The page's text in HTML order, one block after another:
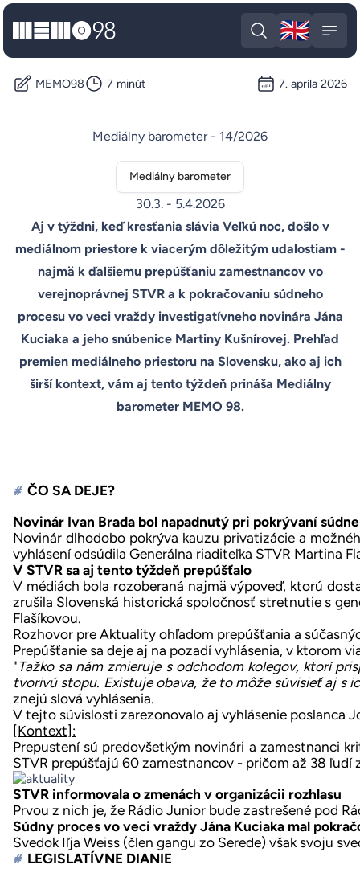
MEMO98
Open search
🇬🇧
MEMO98 7 minút 7. apríla 2026
Mediálny barometer - 14/2026
Mediálny barometer
30.3. - 5.4.2026
Aj v týždni, keď kresťania slávia Veľkú noc, došlo v
mediálnom priestore k viacerým dôležitým udalostiam -
najmä k ďalšiemu prepúšťaniu zamestnancov vo
verejnoprávnej STVR a k pokračovaniu súdneho
procesu vo veci vraždy investigatívneho novinára Jána
Kuciaka a jeho snúbenice Martiny Kušnírovej. Prehľad
premien mediálneho priestoru na Slovensku, ako aj ich
širší kontext, vám aj tento týždeň prináša Mediálny
barometer MEMO 98.
# ČO SA DEJE?
Novinár Ivan Brada bol napadnutý pri pokrývaní
Novinár dlhodobo pokrýva kauzu privatizácie a
vyhlásení odsúdila Generálna riaditeľka STVR Martina
V STVR sa aj tento týždeň prepúšťalo
V médiách bola rozoberaná najmä výpoveď, ktorú
zrušila Slovenská historická spoločnosť stretnutie s
Flašíkovou.
Rozhovor pre Aktuality ohľadom prepúšťania a
Prepúšťanie sa deje aj na pozadí vyhlásenia, v ktorom
" Tažko sa nám zmieruje s odchodom kolegov, ktorí
tvorivú stopu. Existuje obava, že to môže súvisieť aj s
znejú slová vyhlásenia.
V tejto súvislosti zarezonovalo aj vyhlásenie poslanca
[Kontext]:
Prepustení sú predovšetkým novinári a zamestnanci
STVR prepúšťajú 60 zamestnancov - pričom až 38
STVR informovala o zmenách v organizácii rozhlasu
Prvou z nich je, že Rádio Junior bude zastrešené pod
Súdny proces vo veci vraždy Jána Kuciaka mal
Svedok Iľja Weiss (člen gangu zo Serede) však svoju
# LEGISLATÍVNE DIANIE